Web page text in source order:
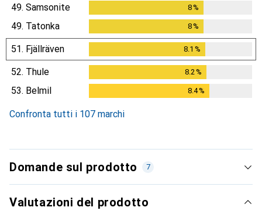
49. Samsonite 8%
49. Tatonka 8%
51. Fjällräven 8.1 %
52. Thule 8.2 %
53. Belmil 8.4%
Confronta tutti i 107 marchi
Domande sul prodotto 7
Valutazioni del prodotto